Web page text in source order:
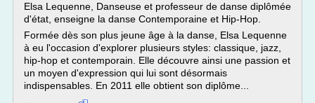
Elsa Lequenne, Danseuse et professeur de danse diplômée
d'état, enseigne la danse Contemporaine et Hip-Hop.
Formée dès son plus jeune âge à la danse, Elsa Lequenne
à eu l'occasion d'explorer plusieurs styles: classique, jazz,
hip-hop et contemporain. Elle découvre ainsi une passion et
un moyen d'expression qui lui sont désormais
indispensables. En 2011 elle obtient son diplôme...